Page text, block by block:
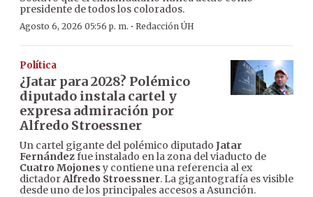
presidente de todos los colorados.
Agosto 6, 2026 05:56 p. m. · Redacción ÚH
Política
¿Jatar para 2028? Polémico
diputado instala cartel y
expresa admiración por
Alfredo Stroessner
Un cartel gigante del polémico diputado Jatar
Fernándezfue instalado en la zona del viaducto de
Cuatro Mojones y contiene una referencia al ex
dictadorAlfredo Stroessner. La gigantografía es visible
desde uno de los principales accesos a Asunción.